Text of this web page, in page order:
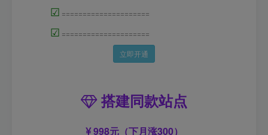
☑ =====================
☑ =====================
立即开通
搭建同款站点
998元（下月涨300）